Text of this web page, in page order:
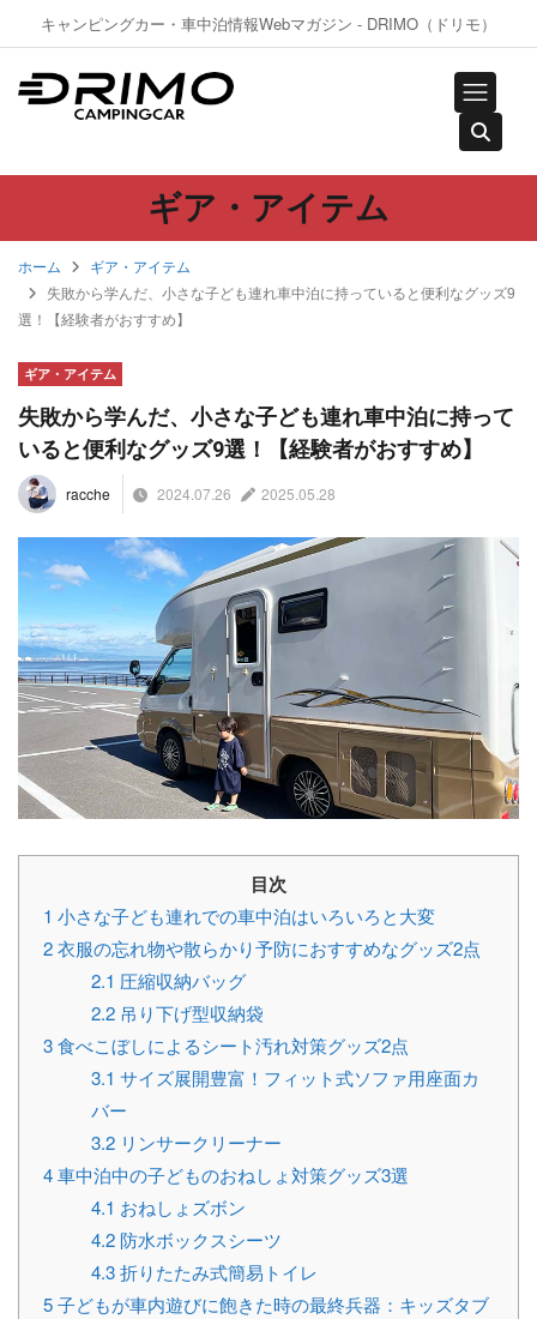
キャンピングカー・車中泊情報Webマガジン - DRIMO（ドリモ）
ギア・アイテム
ホーム
ギア・アイテム
失敗から学んだ、小さな子ども連れ車中泊に持っていると便利なグッズ9
選！【経験者がおすすめ】
ギア・アイテム
失敗から学んだ、小さな子ども連れ車中泊に持って
いると便利なグッズ9選！【経験者がおすすめ】
racche 2024.07.26 2025.05.28
目次
1 小さな子ども連れでの車中泊はいろいろと大変
2衣服の忘れ物や散らかり予防におすすめなグッズ2点
2.1 圧縮収納バッグ
2.2 吊り下げ型収納袋
3食べこぼしによるシート汚れ対策グッズ2点
3.1 サイズ展開豊富！フィット式ソファ用座面カ
バー
3.2 リンサークリーナー
4車中泊中の子どものおねしょ対策グッズ3選
4.1 おねしょズボン
4.2 防水ボックスシーツ
4.3折りたたみ式簡易トイレ
5子どもが車内遊びに飽きた時の最終兵器：キッズタブ